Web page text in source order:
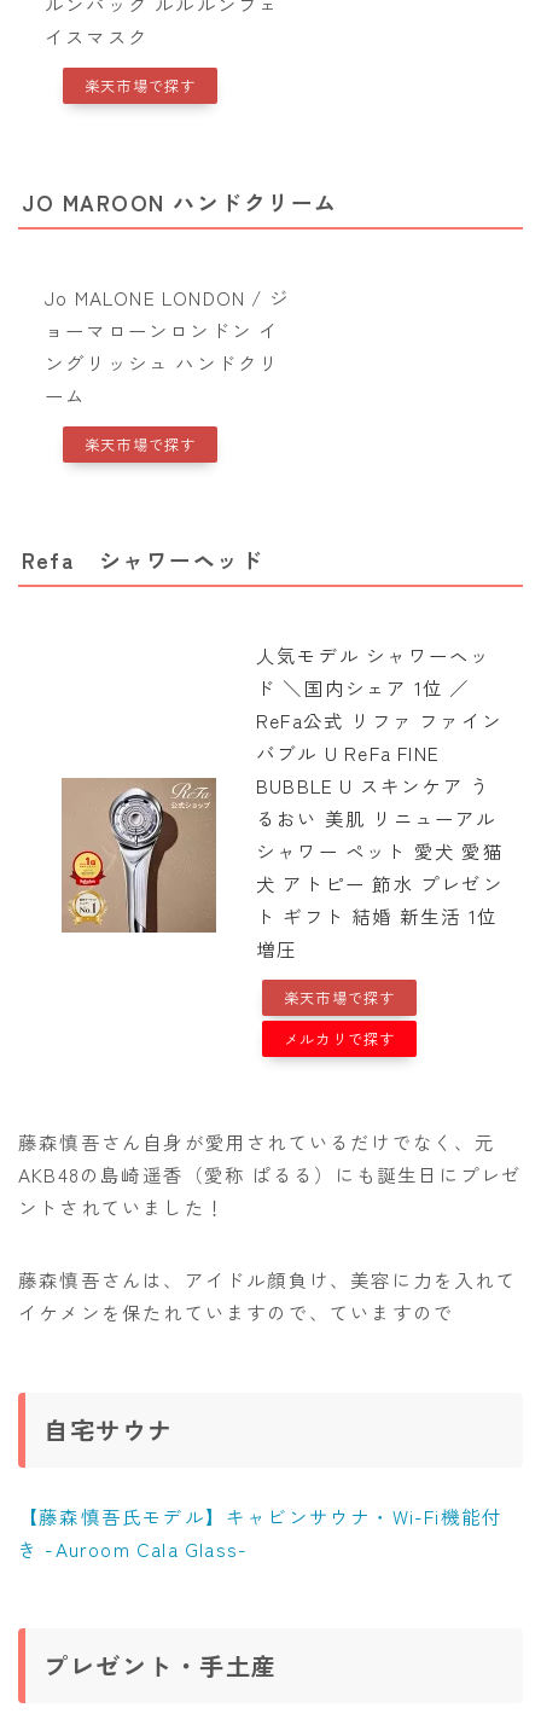
イスマスク
楽天市場で探す
JO MAROON ハンドクリーム
Jo MALONE LONDON / ジ
ョーマローンロンドン イ
ングリッシュ ハンドクリ
ーム
楽天市場で探す
Refa シャワーヘッド
人気モデル シャワーヘッ
ド ＼国内シェア 1位 ／
ReFa公式 リファ ファイン
バブル U ReFa FINE
BUBBLE U スキンケア う
るおい 美肌 リニューアル
シャワー ペット 愛犬 愛猫
犬 アトピー 節水 プレゼン
ト ギフト 結婚 新生活 1位
増圧
楽天市場で探す
メルカリで探す
藤森慎吾さん自身が愛用されているだけでなく、元
AKB48の島崎遥香（愛称 ぱるる）にも誕生日にプレゼ
ントされていました！
藤森慎吾さんは、アイドル顔負け、美容に力を入れて
イケメンを保たれていますので、ていますので
自宅サウナ
【藤森慎吾氏モデル】キャビンサウナ・Wi-Fi機能付
き -Auroom Cala Glass-
プレゼント・手土産